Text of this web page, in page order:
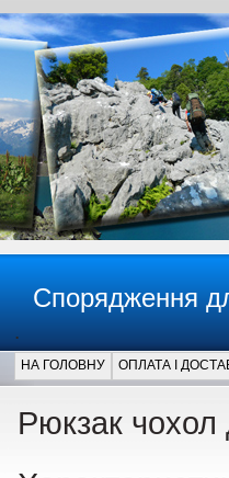
Спорядження
.
НА ГОЛОВНУ ОПЛАТА І
Главная
Рюкзак чохол